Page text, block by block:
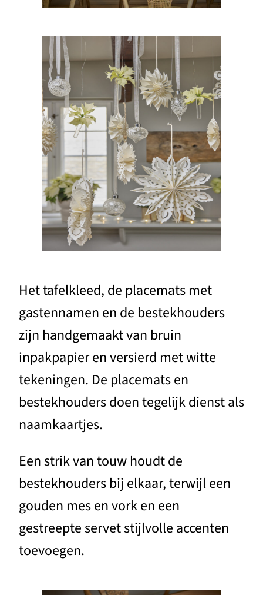
Het tafelkleed, de placemats met
gastennamen en de bestekhouders
zijn handgemaakt van bruin
inpakpapier en versierd met witte
tekeningen. De placemats en
bestekhouders doen tegelijk dienst als
naamkaartjes.
Een strik van touw houdt de
bestekhouders bij elkaar, terwijl een
gouden mes en vork en een
gestreepte servet stijlvolle accenten
toevoegen.